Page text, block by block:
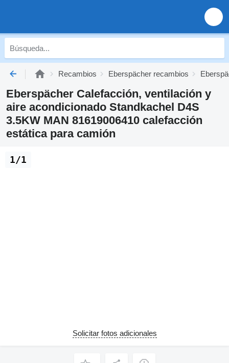
Recambios Eberspächer recambios
Eberspächer Calefacción, ventilación y
aire acondicionado Standkachel D4S
3.5KW MAN 81619006410 calefacción
estática para camión
1/1
Solicitar fotos adicionales